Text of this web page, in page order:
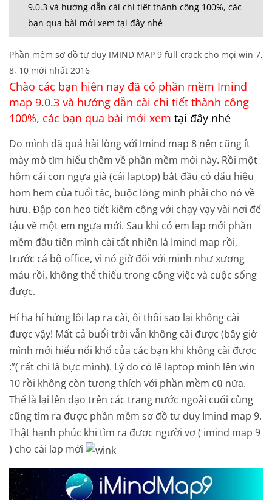
9.0.3 và hướng dẫn cài chi tiết thành công 100%, các
bạn qua bài mới xem tại đây nhé
Phần mêm sơ đồ tư duy IMIND MAP 9 full crack cho mọi win 7,
8, 10 mới nhất 2016
Chào các bạn hiện nay đã có phần mềm Imind
map 9.0.3 và hướng dẫn cài chi tiết thành công
100%, các bạn qua bài mới xem tại đây nhé
Do mình đã quá hài lòng với Imind map 8 nên cũng ít
mày mò tìm hiểu thêm về phần mềm mới này. Rồi một
hôm cái con ngựa già (cái laptop) bắt đầu có dấu hiệu
hom hem của tuổi tác, buộc lòng mình phải cho nó về
hưu. Đập con heo tiết kiệm cộng với chạy vạy vài nơi để
tậu về một em ngựa mới. Sau khi có em lap mới phần
mềm đầu tiên mình cài tất nhiên là Imind map rồi,
trước cả bộ office, vì nó giờ đối với minh như xương
máu rồi, không thể thiếu trong công việc và cuộc sống
được.
Hí ha hí hửng lôi lap ra cài, ôi thôi sao lại không cài
được vậy! Mất cả buổi trời vẫn không cài được (bây giờ
mình mới hiểu nổi khổ của các bạn khi không cài được
:”( rất chi là bực mình). Lý do có lẽ laptop mình lên win
10 rồi không còn tương thích với phần mềm cũ nữa.
Thế là lại lên dạo trên các trang nước ngoài cuối cùng
cũng tìm ra được phần mềm sơ đồ tư duy Imind map 9.
Thật hạnh phúc khi tìm ra được người vợ ( imind map 9
) cho cái lap mới